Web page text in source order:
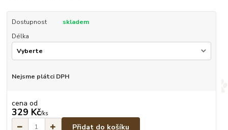
Dostupnost
skladem
Délka
Nejsme plátci DPH
cena od
329 Kč/ks
Přidat do košíku